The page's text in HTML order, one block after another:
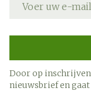
Door op
nieuwsbrief en